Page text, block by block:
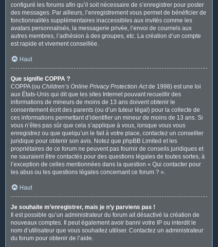
configuré les forums afin qu’il soit nécessaire de s’enregistrer pour poster
des messages. Par ailleurs, l’enregistrement vous permet de bénéficier de
fonctionnalités supplémentaires inaccessibles aux invités comme les
avatars personnalisés, la messagerie privée, l’envoi de courriels aux
autres membres, l’adhésion à des groupes, etc. La création d’un compte
est rapide et vivement conseillée.
Haut
Que signifie COPPA ?
COPPA (ou Children’s Online Privacy Protection Actde 1998) est une loi
aux États-Unis qui dit que les sites Internet pouvant recueillir des
informations de mineurs de moins de 13 ans doivent obtenir le
consentement écrit des parents (ou d’un tuteur légal) pour la collecte de
ces informations permettant d’identifier un mineur de moins de 13 ans. Si
vous n’êtes pas sûr que cela s’applique à vous, lorsque vous vous
enregistrez ou que quelqu’un le fait à votre place, contactez un conseiller
juridique pour obtenir son avis. Notez que phpBB Limited et les
propriétaires de ce forum ne peuvent pas fournir de conseils juridiques et
ne sauraient être contactés pour des questions légales de toutes sortes, à
l’exception de celles mentionnées dans la question « Qui contacter pour
les abus ou les questions légales concernant ce forum ? ».
Haut
Je souhaite m’enregistrer, mais je n’y parviens pas !
Il est possible qu’un administrateur du forum ait désactivé la création de
nouveaux comptes. Il peut également avoir banni votre IP ou interdit le
nom d’utilisateur que vous souhaitez utiliser. Contactez un administrateur
du forum pour obtenir de l’aide.